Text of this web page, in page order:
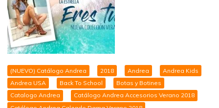
(NUEVO) Catálogo Andrea 2018 Andrea
Andrea Kids
Andrea USA
Back To School
Botas y Botines
Catalogo Andrea
Catálogo Andrea Accesorios Verano 2018